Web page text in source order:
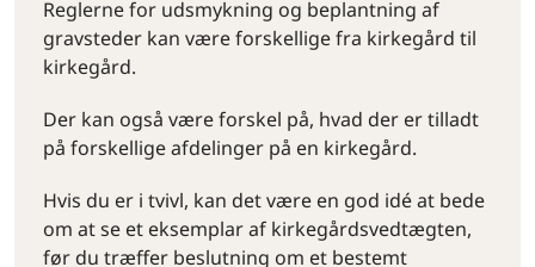
Reglerne for udsmykning og beplantning af
gravsteder kan være forskellige fra kirkegård til
kirkegård.
Der kan også være forskel på, hvad der er tilladt
på forskellige afdelinger på en kirkegård.
Hvis du er i tvivl, kan det være en god idé at bede
om at se et eksemplar af kirkegårdsvedtægten,
før du træffer beslutning om et bestemt